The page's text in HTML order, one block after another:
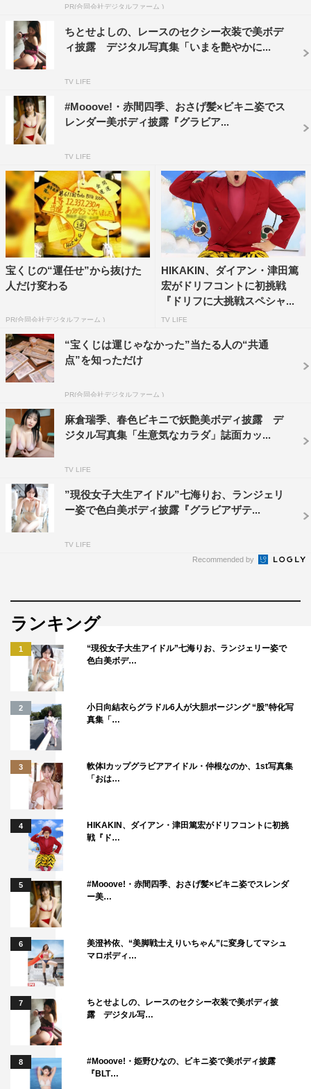
PR(合同会社デジタルファーム )
ちとせよしの、レースのセクシー衣装で美ボデ
ィ披露 デジタル写真集「いまを艶やかに...
TV LIFE
#Mooove!・赤間四季、おさげ髪×ビキニ姿でス
レンダー美ボディ披露『グラビア...
TV LIFE
宝くじの“運任せ”から抜けた
人だけ変わる
PR(合同会社デジタルファーム )
HIKAKIN、ダイアン・津田篤
宏がドリフコントに初挑戦
『ドリフに大挑戦スペシャ...
TV LIFE
“宝くじは運じゃなかった”当たる人の“共通
点”を知っただけ
PR(合同会社デジタルファーム )
麻倉瑞季、春色ビキニで妖艶美ボディ披露 デ
ジタル写真集「生意気なカラダ」誌面カッ...
TV LIFE
”現役女子大生アイドル”七海りお、ランジェリ
ー姿で色白美ボディ披露『グラビアザテ...
TV LIFE
Recommended by
ランキング
1
“現役女子大生アイドル”七海りお、ランジェリー姿で
色白美ボデ…
2
小日向結衣らグラドル6人が大胆ポージング “股”特化写
真集「…
3
軟体Iカップグラビアアイドル・仲根なのか、1st写真集
「おは…
4
HIKAKIN、ダイアン・津田篤宏がドリフコントに初挑
戦『ド…
5
#Mooove!・赤間四季、おさげ髪×ビキニ姿でスレンダ
ー美…
6
美澄衿依、“美脚戦士えりいちゃん”に変身してマシュ
マロボディ…
7
ちとせよしの、レースのセクシー衣装で美ボディ披
露 デジタル写…
8
#Mooove!・姫野ひなの、ビキニ姿で美ボディ披露
『BLT…